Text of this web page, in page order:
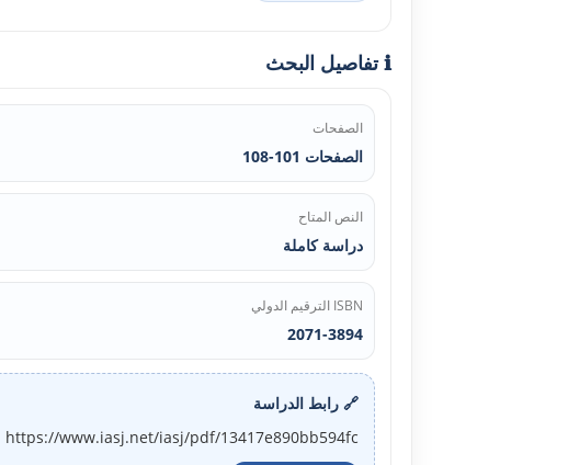
ℹ️ تفاصيل البحث
الصفحات
الصفحات 101-108
النص المتاح
دراسة كاملة
ISBN الترقيم الدولي
2071-3894
🔗 رابط الدراسة
https://www.iasj.net/iasj/pdf/13417e890bb594fc